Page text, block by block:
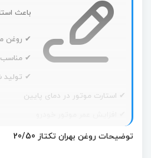
باعث
✔ روغن
✔ مناسب
✔ تولید
✔ استارت موتور در دمای پایین
✔ پایداری بالا اکسیداسیون
توضیحات روغن بهران تکتاز 20/50